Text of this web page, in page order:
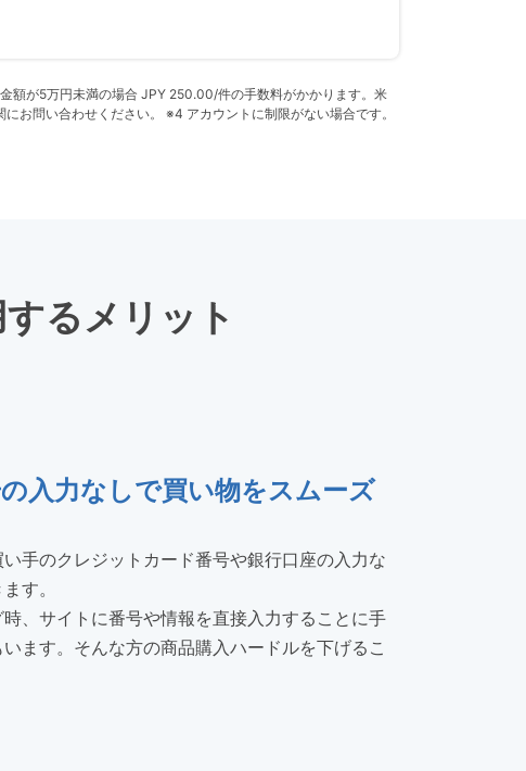
額が5万円未満の場合 JPY 250.00/件の手数料がかかります。米
お問い合わせください。 ※4 アカウントに制限がない場合です。
るメリット
入力なしで買い物をスムーズ
手のクレジットカード番号や銀行口座の入力な
す。
、サイトに番号や情報を直接入力することに手
ます。そんな方の商品購入ハードルを下げるこ